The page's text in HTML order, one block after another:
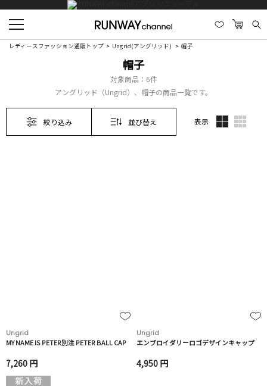
レディースファッション通販トップ Ungrid(アングリッド) 帽子
帽子
対象商品： 6件
アングリッド（Ungrid）、帽子の商品一覧です。
絞り込み 並び替え 表示
Ungrid
MY NAME IS PETER別注 PETER BALL CAP
7,260 円
Ungrid
エンブロイダリーロゴデザインキャップ
4,950 円